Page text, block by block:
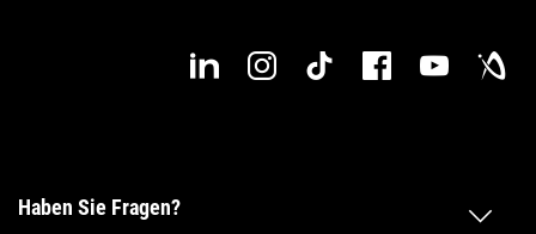
Haben Sie Fragen?